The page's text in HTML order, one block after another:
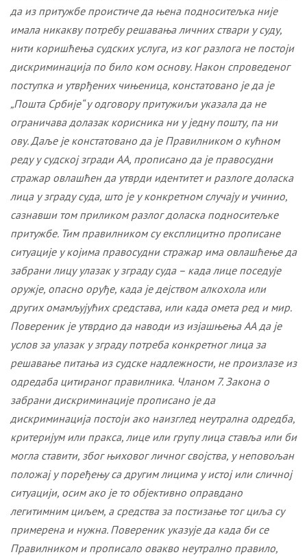
да из притужбе проистиче да њена подноситељка није
имала никакву потребу решавања личних ствари у суду,
нити коришћења судских услуга, из ког разлога не постоји
дискриминација по било ком основу. Након спроведеног
поступка и утврђених чињеница, констатовано је да је
„Пошта Србије“ у одговору притужиљи указала да не
ограничава долазак корисника ни у једну пошту, па ни
ову. Даље је констатовано да је Правилникомо кућном
реду у судској зградиАА, прописано да је правосудни
стражар овлашћен да утврди идентитет и разлоге доласка
лица у зграду суда, што је у конкретном случају и учинио,
сазнавши том приликом разлог доласка подноситељке
притужбе. Тим правилником суексплицитно прописане
ситуације у којима правосудни стражар има овлашћење да
забрани лицу улазак у зграду суда – када лице поседује
оружје, опасно оруђе, када је дејством алкохола или
других омамљујућих средстава, или када омета ред и мир.
Повереникјеутврдио да наводи из изјашњења АА да је
услов за улазак у зградупотреба конкретног лица за
решавањепитања из судске надлежности, не произлазе из
одредаба цитираног правилника. Чланом 7. Закона о
забрани дискриминације прописано је да
дискриминација постоји ако наизглед неутрална одредба,
критеријум или пракса, лице или групу лица ставља или би
могла ставити, због њиховог личног својства, у неповољан
положај у поређењу са другим лицима у истој или сличној
ситуацији, осим ако је то објективно оправдано
легитимним циљем, а средства за постизање тог циља су
примерена и нужна. Повереник указује да када би се
Правилником и прописало овакво неутрално правило,